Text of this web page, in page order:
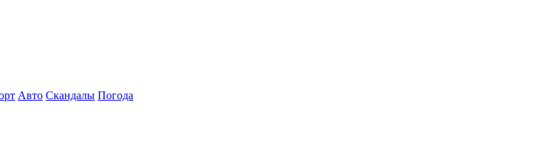
Авто Скандалы Погода